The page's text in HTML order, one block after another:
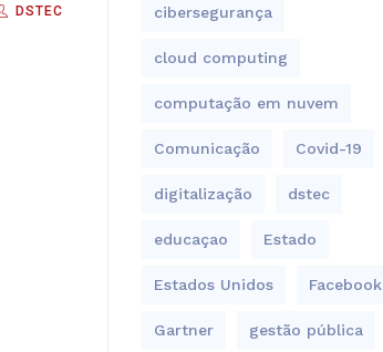
DSTEC cibersegurança
cloud computing
computação em nuvem
Comunicação Covid-19
digitalização dstec
educaçao Estado
Estados Unidos Facebook
Gartner gestão pública